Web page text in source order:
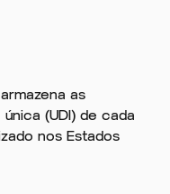
as
(UDI) de cada
nos Estados